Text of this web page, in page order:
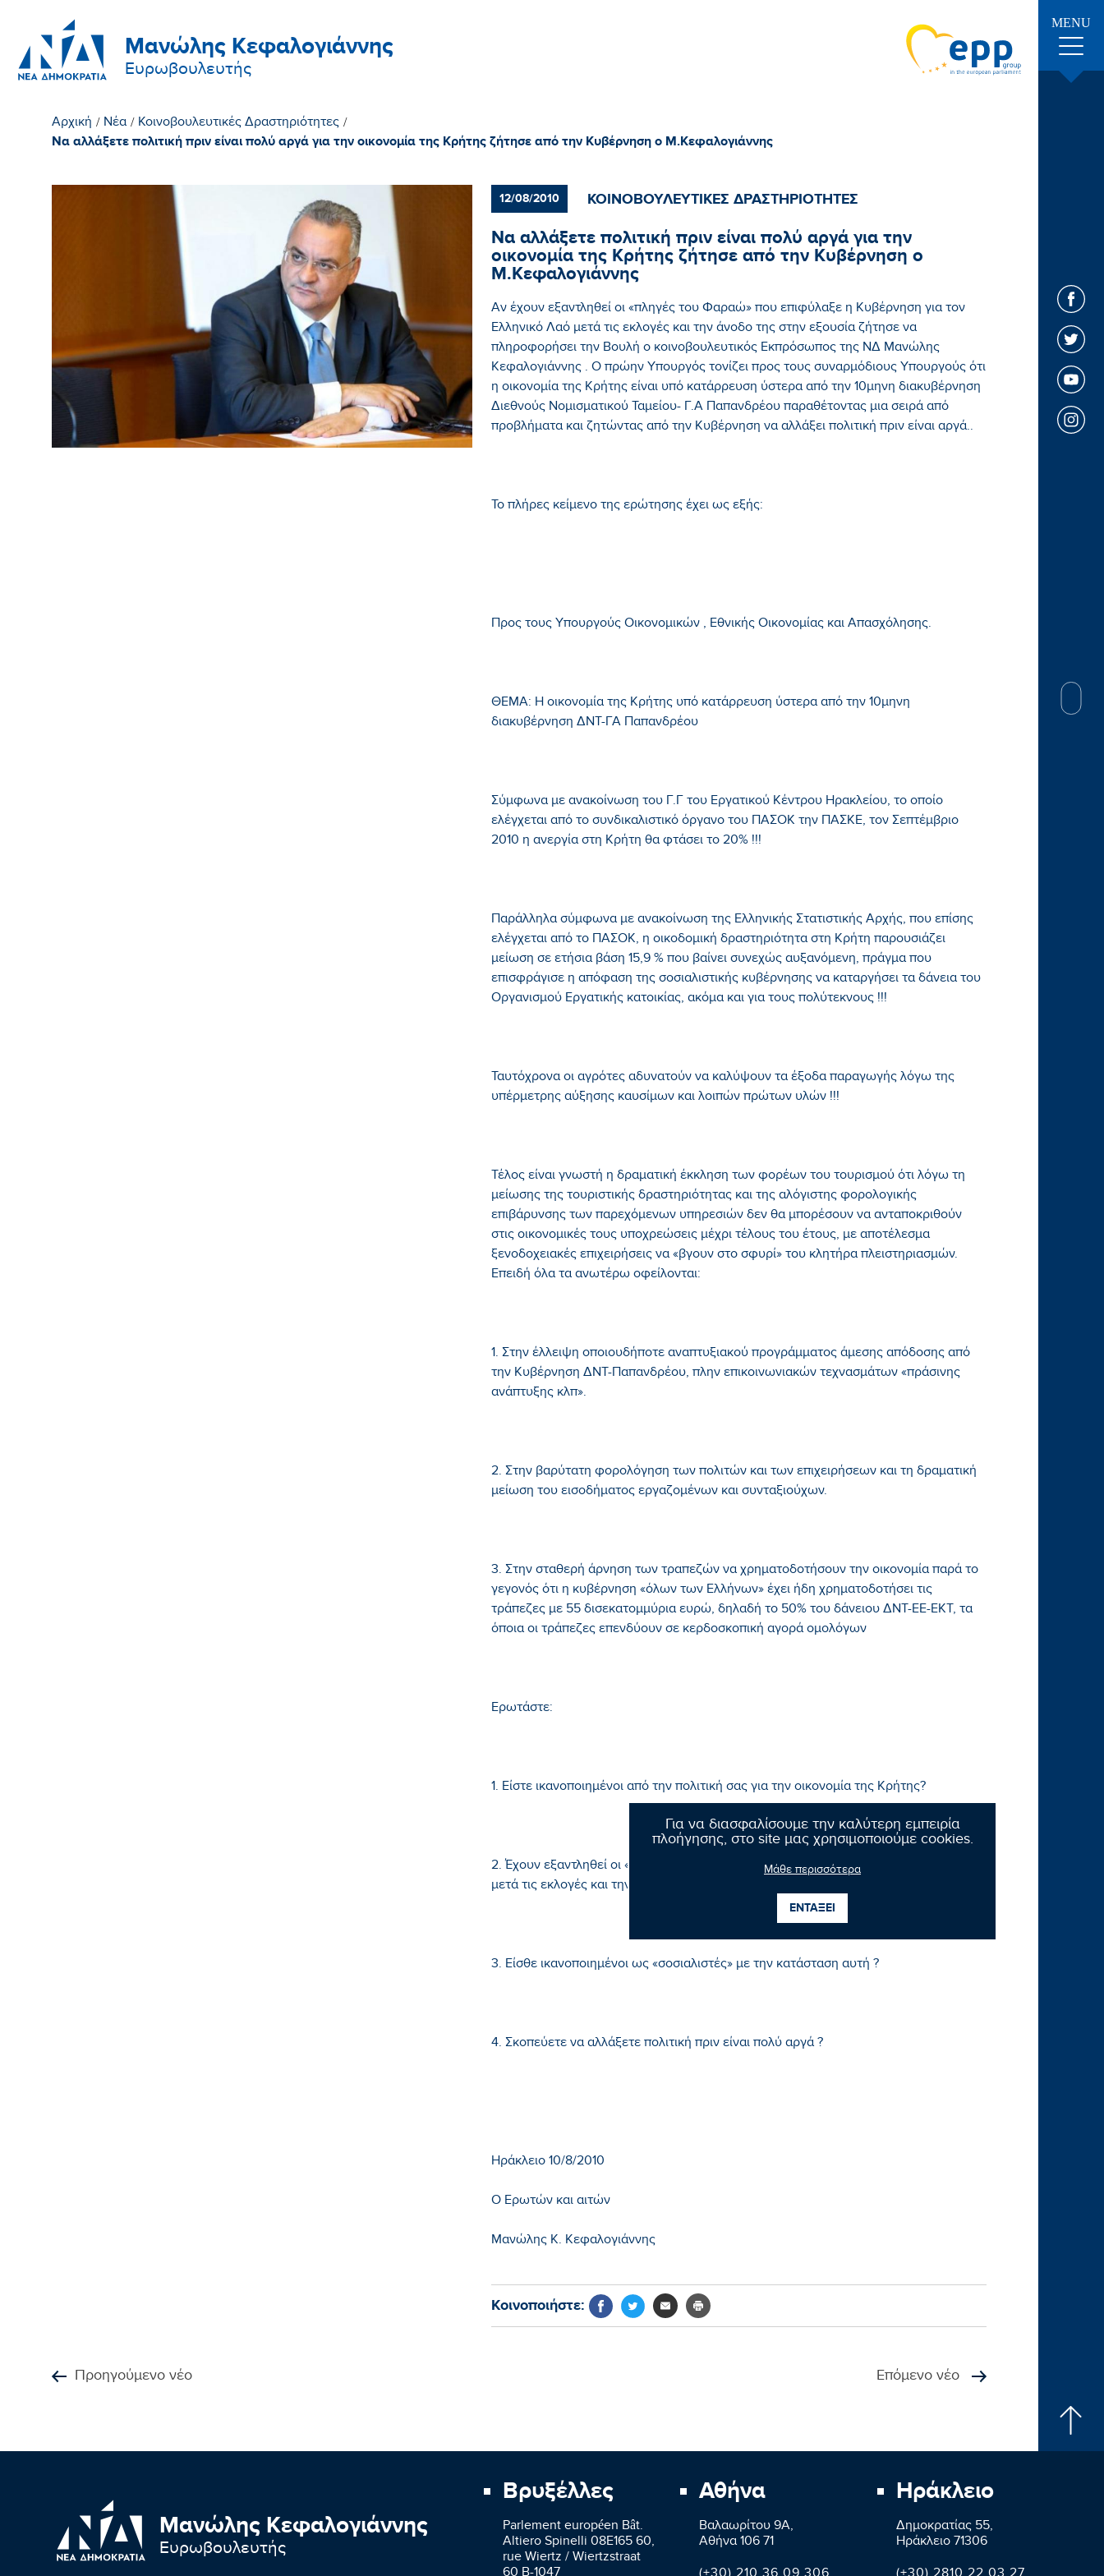
Μανώλης Κεφαλογιάννης
Ευρωβουλευτής
MENU
Για να διασφαλίσουμε την καλύτερη εμπειρία
πλοήγησης, στο site μας χρησιμοποιούμε cookies.
Μάθε περισσότερα
ΕΝΤΑΞΕΙ
Αρχική / Νέα / Κοινοβουλευτικές Δραστηριότητες /
Να αλλάξετε πολιτική πριν είναι πολύ αργά για την οικονομία της Κρήτης ζήτησε από την Κυβέρνηση ο Μ.Κεφαλογιάννης
12/08/2010 ΚΟΙΝΟΒΟΥΛΕΥΤΙΚΕΣ ΔΡΑΣΤΗΡΙΟΤΗΤΕΣ
Να αλλάξετε πολιτική πριν είναι πολύ αργά για την
οικονομία της Κρήτης ζήτησε από την Κυβέρνηση ο
Μ.Κεφαλογιάννης
Αν έχουν εξαντληθεί οι «πληγές του Φαραώ» που επιφύλαξε η Κυβέρνηση για τον
Ελληνικό Λαό μετά τις εκλογές και την άνοδο της στην εξουσία ζήτησε να
πληροφορήσει την Βουλή ο κοινοβουλευτικός Εκπρόσωπος της ΝΔ Μανώλης
Κεφαλογιάννης . Ο πρώην Υπουργός τονίζει προς τους συναρμόδιους Υπουργούς ότι
η οικονομία της Κρήτης είναι υπό κατάρρευση ύστερα από την 10μηνη διακυβέρνηση
Διεθνούς Νομισματικού Ταμείου- Γ.Α Παπανδρέου παραθέτοντας μια σειρά από
προβλήματα και ζητώντας από την Κυβέρνηση να αλλάξει πολιτική πριν είναι αργά..
Το πλήρες κείμενο της ερώτησης έχει ως εξής:
Προς τους Υπουργούς Οικονομικών , Εθνικής Οικονομίας και Απασχόλησης.
ΘΕΜΑ: Η οικονομία της Κρήτης υπό κατάρρευση ύστερα από την 10μηνη
διακυβέρνηση ΔΝΤ-ΓΑ Παπανδρέου
Σύμφωνα με ανακοίνωση του Γ.Γ του Εργατικού Κέντρου Ηρακλείου, το οποίο
ελέγχεται από το συνδικαλιστικό όργανο του ΠΑΣΟΚ την ΠΑΣΚΕ, τον Σεπτέμβριο
2010 η ανεργία στη Κρήτη θα φτάσει το 20% !!!
Παράλληλα σύμφωνα με ανακοίνωση της Ελληνικής Στατιστικής Αρχής, που επίσης
ελέγχεται από το ΠΑΣΟΚ, η οικοδομική δραστηριότητα στη Κρήτη παρουσιάζει
μείωση σε ετήσια βάση 15,9 % που βαίνει συνεχώς αυξανόμενη, πράγμα που
επισφράγισε η απόφαση της σοσιαλιστικής κυβέρνησης να καταργήσει τα δάνεια του
Οργανισμού Εργατικής κατοικίας, ακόμα και για τους πολύτεκνους !!!
Ταυτόχρονα οι αγρότες αδυνατούν να καλύψουν τα έξοδα παραγωγής λόγω της
υπέρμετρης αύξησης καυσίμων και λοιπών πρώτων υλών !!!
Τέλος είναι γνωστή η δραματική έκκληση των φορέων του τουρισμού ότι λόγω τη
μείωσης της τουριστικής δραστηριότητας και της αλόγιστης φορολογικής
επιβάρυνσης των παρεχόμενων υπηρεσιών δεν θα μπορέσουν να ανταποκριθούν
στις οικονομικές τους υποχρεώσεις μέχρι τέλους του έτους, με αποτέλεσμα
ξενοδοχειακές επιχειρήσεις να «βγουν στο σφυρί» του κλητήρα πλειστηριασμών.
Επειδή όλα τα ανωτέρω οφείλονται:
1. Στην έλλειψη οποιουδήποτε αναπτυξιακού προγράμματος άμεσης απόδοσης από
την Κυβέρνηση ΔΝΤ-Παπανδρέου, πλην επικοινωνιακών τεχνασμάτων «πράσινης
ανάπτυξης κλπ».
2. Στην βαρύτατη φορολόγηση των πολιτών και των επιχειρήσεων και τη δραματική
μείωση του εισοδήματος εργαζομένων και συνταξιούχων.
3. Στην σταθερή άρνηση των τραπεζών να χρηματοδοτήσουν την οικονομία παρά το
γεγονός ότι η κυβέρνηση «όλων των Ελλήνων» έχει ήδη χρηματοδοτήσει τις
τράπεζες με 55 δισεκατομμύρια ευρώ, δηλαδή το 50% του δάνειου ΔΝΤ-ΕΕ-ΕΚΤ, τα
όποια οι τράπεζες επενδύουν σε κερδοσκοπική αγορά ομολόγων
Ερωτάστε:
1. Είστε ικανοποιημένοι από την πολιτική σας για την οικονομία της Κρήτης?
2. Έχουν εξαντληθεί οι «πληγές του Φαραώ» που επιφυλάξατε για τον Ελληνικό Λαό
μετά τις εκλογές και την άνοδο σας στην εξουσία?
3. Είσθε ικανοποιημένοι ως «σοσιαλιστές» με την κατάσταση αυτή ?
4. Σκοπεύετε να αλλάξετε πολιτική πριν είναι πολύ αργά ?
Ηράκλειο 10/8/2010
Ο Ερωτών και αιτών
Μανώλης Κ. Κεφαλογιάννης
Κοινοποιήστε:
Προηγούμενο νέο Επόμενο νέο
Μανώλης Κεφαλογιάννης
Ευρωβουλευτής
Βρυξέλλες
Parlement européen Bât.
Altiero Spinelli 08E165 60,
rue Wiertz / Wiertzstraat
Αθήνα
Βαλαωρίτου 9A,
Aθήνα 106 71
Ηράκλειο
Δημοκρατίας 55,
Ηράκλειο 71306